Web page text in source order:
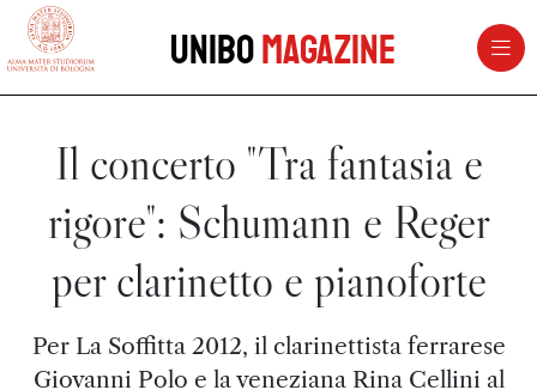
vai al contenuto della pagina
UniboMagazine
Il concerto "Tra fantasia e
rigore": Schumann e Reger
per clarinetto e pianoforte
Per La Soffitta 2012, il clarinettista ferrarese
Giovanni Polo e la veneziana Rina Cellini al